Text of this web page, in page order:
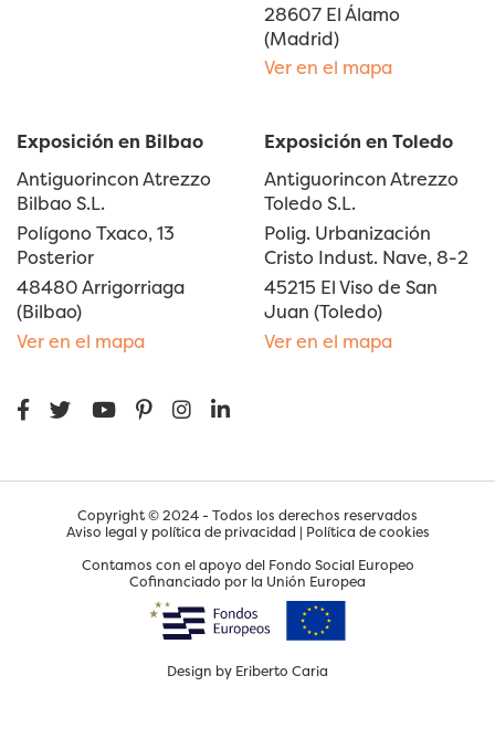
28607 El Álamo
(Madrid)
Ver en el mapa
Exposición en Bilbao
Antiguorincon Atrezzo
Bilbao S.L.
Polígono Txaco, 13
Posterior
48480 Arrigorriaga
(Bilbao)
Ver en el mapa
Exposición en Toledo
Antiguorincon Atrezzo
Toledo S.L.
Polig. Urbanización
Cristo Indust. Nave, 8-2
45215 El Viso de San
Juan (Toledo)
Ver en el mapa
Copyright © 2024 - Todos los derechos reservados
Aviso legal y política de privacidad | Política de cookies
Contamos con el apoyo del Fondo Social Europeo
Cofinanciado por la Unión Europea
Design by Eriberto Caria